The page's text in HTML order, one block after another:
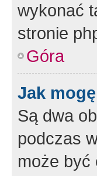
wykonać
stronie
Góra
Jak
Są dwa
podczas
może być